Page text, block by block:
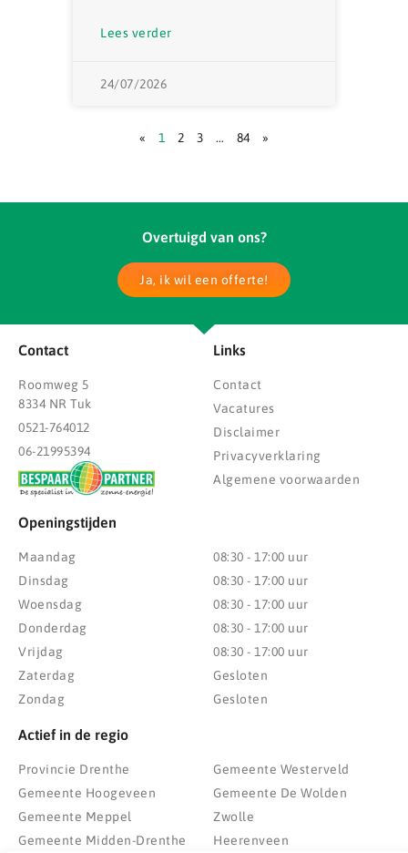
Lees verder
24/07/2026
« 1 2 3 … 84 »
Overtuigd van ons?
Ja, ik wil een offerte!
Contact
Roomweg 5
8334 NR Tuk
0521-764012
06-21995394
Links
Contact
Vacatures
Disclaimer
Privacyverklaring
Algemene voorwaarden
Openingstijden
Maandag
Dinsdag
Woensdag
Donderdag
Vrijdag
Zaterdag
Zondag
08:30 - 17:00 uur
08:30 - 17:00 uur
08:30 - 17:00 uur
08:30 - 17:00 uur
08:30 - 17:00 uur
Gesloten
Gesloten
Actief in de regio
Provincie Drenthe
Gemeente Hoogeveen
Gemeente Meppel
Gemeente Midden-Drenthe
Gemeente Westerveld
Gemeente De Wolden
Zwolle
Heerenveen